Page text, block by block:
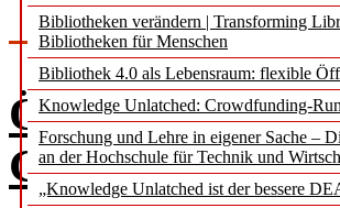
Bibliotheken verändern | Transforming
Bibliotheken für Menschen
Bibliothek 4.0 als Lebensraum: flexible
Knowledge Unlatched: Crowdfunding-
Forschung und Lehre in eigener Sache –
an der Hochschule für Technik und
„Knowledge Unlatched ist der bessere
Öffentliche